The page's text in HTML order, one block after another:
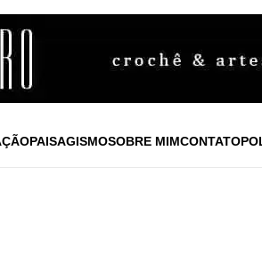
PAISAGISMOSOBRE MIMCONTATO